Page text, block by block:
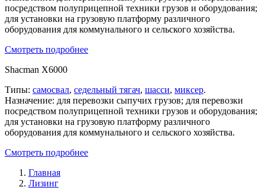
посредством полуприцепной техники грузов и оборудования;
для установки на грузовую платформу различного
оборудования для коммунального и сельского хозяйства.
Смотреть подробнее
Shacman X6000
Типы: самосвал, седельный тягач, шасси, миксер.
Назначение: для перевозки сыпучих грузов; для перевозки
посредством полуприцепной техники грузов и оборудования;
для установки на грузовую платформу различного
оборудования для коммунального и сельского хозяйства.
Смотреть подробнее
Главная
Лизинг